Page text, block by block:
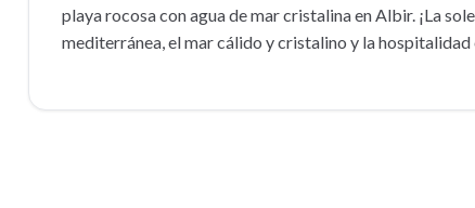
playa rocosa con agua de mar cristalina en Albir. ¡La
mediterránea, el mar cálido y cristalino y la hospitalidad